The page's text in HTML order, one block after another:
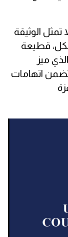
الوثيقة
قطيعة
ميز
اتهامات